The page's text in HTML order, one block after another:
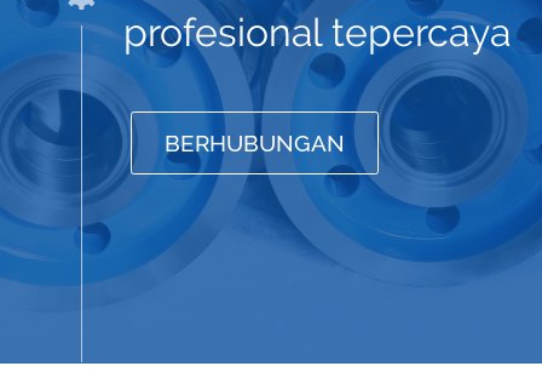
profesional tepercaya
BERHUBUNGAN